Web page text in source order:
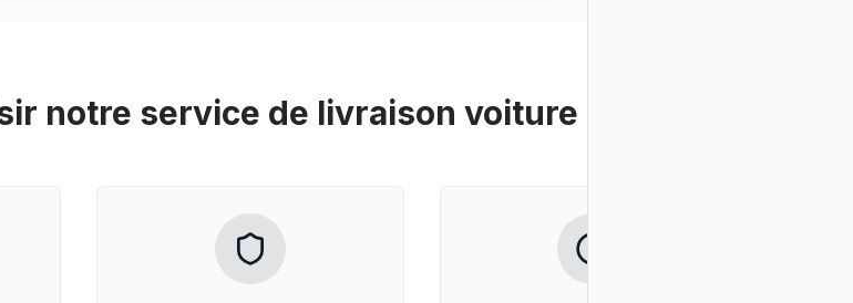
notre service de livraison voiture de luxe